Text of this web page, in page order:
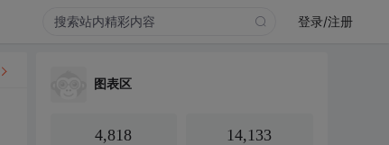
登录/注册
图表区
4,818 14,133